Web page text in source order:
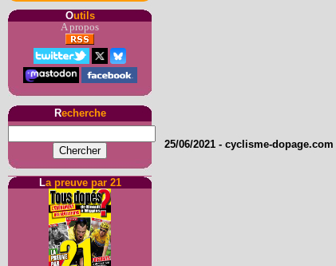
Outils
A propos
Recherche
La preuve par 21
25/06/2021 - cyclisme-dopage.com